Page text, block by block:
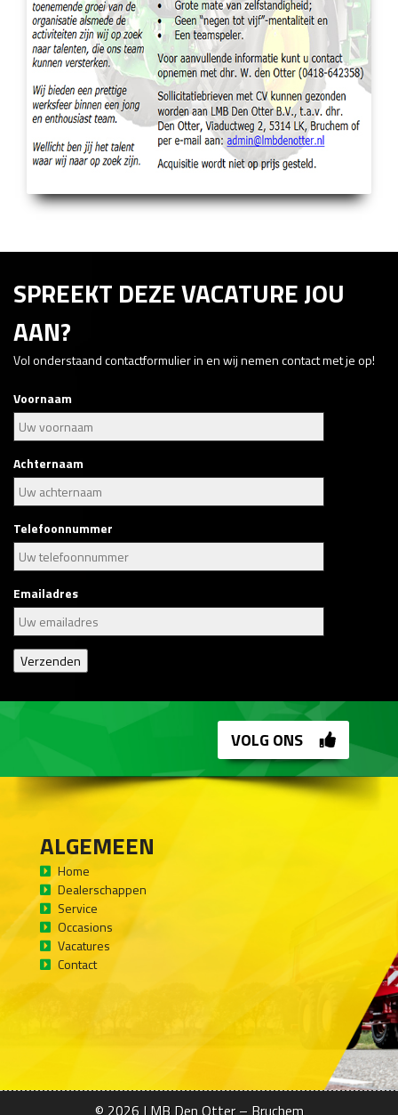
SPREEKT DEZE VACATURE JOU
AAN?
Vol onderstaand contactformulier in en wij nemen contact met je op!
Voornaam
Achternaam
Telefoonnummer
Emailadres
VOLG ONS
ALGEMEEN
Home
Dealerschappen
Service
Occasions
Vacatures
Contact
© 2026 LMB Den Otter – Bruchem